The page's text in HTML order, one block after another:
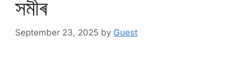
সমীৰ
September 23, 2025 by Guest